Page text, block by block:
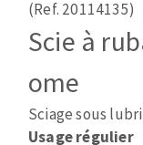
Cales à
(Ref. 20114135)
Scie à
ome
Sciage sous
Usage régulier